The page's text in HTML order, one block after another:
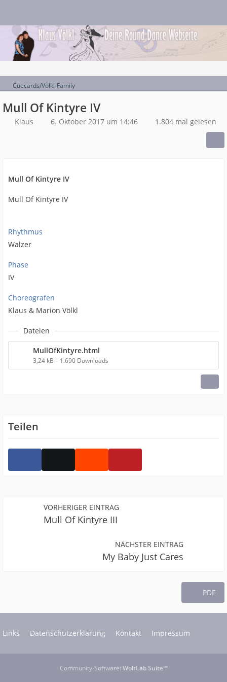
Cuecards/Völkl-Family
Mull Of Kintyre IV
Klaus 6. Oktober 2017 um 14:46 1.804 mal gelesen
Mull Of Kintyre IV
Mull Of Kintyre IV
Rhythmus
Walzer
Phase
IV
Choreografen
Klaus & Marion Völkl
Dateien
MullOfKintyre.html
3,24 kB – 1.690 Downloads
Teilen
VORHERIGER EINTRAG
Mull Of Kintyre III
NÄCHSTER EINTRAG
My Baby Just Cares
PDF
Links Datenschutzerklärung Kontakt Impressum
Community-Software: WoltLab Suite™